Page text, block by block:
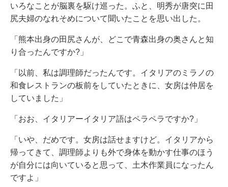
いろなことが脳裏を駆け巡った。ふと、明秀が唐突に田
尻夫婦のなれそめについて聞いたことを思い出した。
「熊本出身の田尻さんが、どこで青森出身の奥さんと知
り合ったんですか?」
「以前、私は調理師だったんです。イタリアのミラノの
和食レストランの板前をしていたときに、女房は仲居を
していました」
「おお、イタリアーイタリア語はペラペラですか?」
「いや、だめです。女房は話せますけど。イタリアから
帰ってきて、調理師よりも外で身体を動かす仕事のほう
が自分には向いていると思って、土木作業員になったん
ですよ」